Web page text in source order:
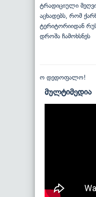
ტრადიციული
აცხადებს, რომ
ტერიტორიიდან
დროშა ჩამოხსნეს
ო დედოფალო!
მულტიმედია